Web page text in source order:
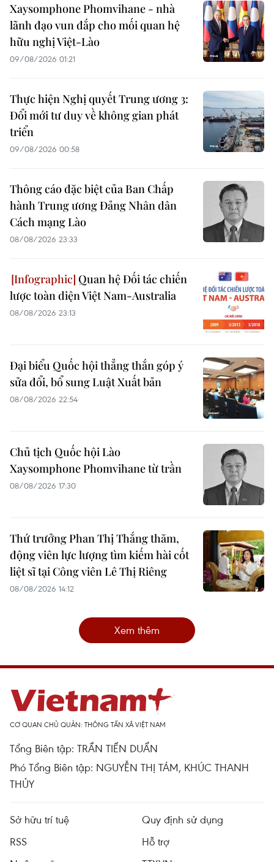
Xaysomphone Phomvihane - nhà
lãnh đạo vun đắp cho mối quan hệ
hữu nghị Việt-Lào
09/08/2026 01:21
Thực hiện Nghị quyết Trung ương 3:
Đổi mới tư duy về không gian phát
triển
09/08/2026 00:58
Thông cáo đặc biệt của Ban Chấp
hành Trung ương Đảng Nhân dân
Cách mạng Lào
08/08/2026 23:33
Quan hệ Đối tác chiến
lược toàn diện Việt Nam-Australia
08/08/2026 23:13
Đại biểu Quốc hội thẳng thắn góp ý
sửa đổi, bổ sung Luật Xuất bản
08/08/2026 22:54
Chủ tịch Quốc hội Lào
Xaysomphone Phomvihane từ trần
08/08/2026 17:30
Thứ trưởng Phan Thị Thắng thăm,
động viên lực lượng tìm kiếm hài cốt
liệt sĩ tại Công viên Lê Thị Riêng
08/08/2026 14:12
Xem thêm
CƠ QUAN CHỦ QUẢN: THÔNG TẤN XÃ VIỆT NAM
Tổng Biên tập: TRẦN TIẾN DUẨN
Phó Tổng Biên tập: NGUYỄN THỊ TÁM, KHÚC THANH
THỦY
Sở hữu trí tuệ
Quy định sử dụng
RSS
Hỗ trợ